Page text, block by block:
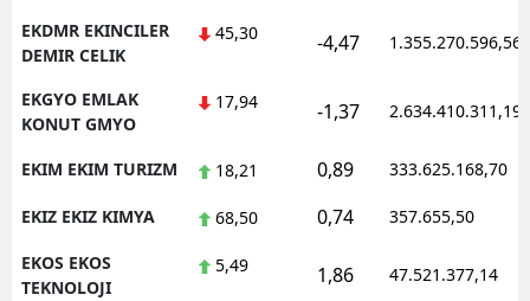
EKDMR EKINCILER
DEMIR CELIK
45,30 -4,47 1.355.270.596,56
EKGYO EMLAK
KONUT GMYO
17,94 -1,37 2.634.410.311,19
EKIM EKIM TURIZM 18,21 0,89 333.625.168,70
EKIZ EKIZ KIMYA 68,50 0,74 357.655,50
EKOS EKOS
TEKNOLOJI
5,49 1,86 47.521.377,14